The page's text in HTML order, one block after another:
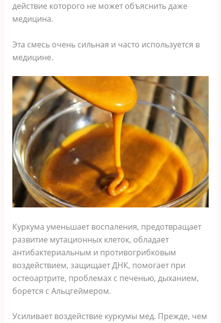
действие которого не может объяснить даже
медицина.
Эта смесь очень сильная и часто используется в
медицине.
Куркума уменьшает воспаления, предотвращает
развитие мутационных клеток, обладает
антибактериальным и противогрибковым
воздействием, защищает ДНК, помогает при
остеоартрите, проблемах с печенью, дыханием,
борется с Альцгеймером.
Усиливает воздействие куркумы мед. Прежде, чем